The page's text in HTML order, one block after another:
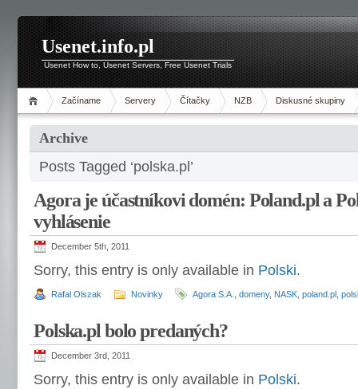
Usenet.info.pl
Usenet How to, Usenet Servers, Free Usenet Trials
Začíname Servery Čítačky NZB Diskusné skupiny
Archive
Posts Tagged ‘polska.pl’
Agora je účastníkovi domén: Poland.pl a
vyhlásenie
December 5th, 2011
Sorry, this entry is only available in Polski.
Rafal Olszak Novinky Agora S.A. domeny, NASK poland.pl
Polska.pl bolo predaných?
December 3rd, 2011
Sorry, this entry is only available in Polski.